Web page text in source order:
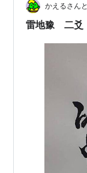
「陽位」ですが
はこれを「大き
かえるさん
雷地豫 二